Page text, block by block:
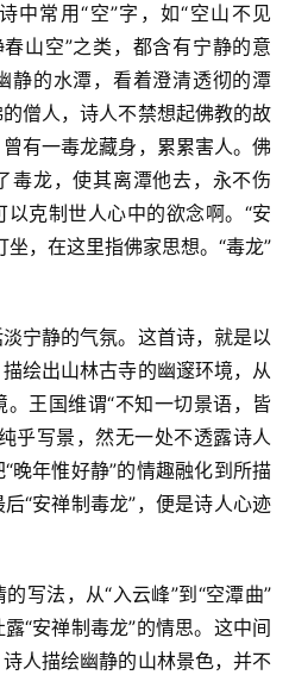
中常用“空”字，如“空山不见
春山空”之类，都含有宁静的意
静的水潭，看着澄清透彻的潭
僧人，诗人不禁想起佛教的故
有一毒龙藏身，累累害人。佛
毒龙，使其离潭他去，永不伤
克制世人心中的欲念啊。“安
，在这里指佛家思想。“毒龙”
宁静的气氛。这首诗，就是以
绘出山林古寺的幽邃环境，从
王国维谓“不知一切景语，皆
乎写景，然无一处不透露诗人
晚年惟好静”的情趣融化到所描
“安禅制毒龙”，便是诗人心迹
写法，从“入云峰”到“空潭曲”
“安禅制毒龙”的情思。这中间
人描绘幽静的山林景色，并不